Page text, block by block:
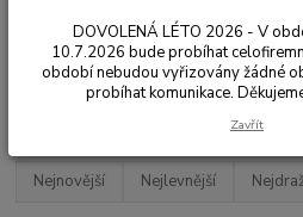
Ochrana displeje
Filtr - výrobci a
Nejnovější Nejlevnější
DOVOLENÁ LÉTO 2026 - V
10.7.2026 bude probíhat
období nebudou vyřizovány žádné
probíhat komunikace.
Zavřít